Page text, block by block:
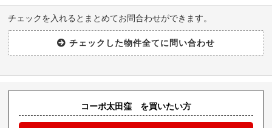
チェックを入れるとまとめてお問合わせができます。
コーポ太田窪 を買いたい方